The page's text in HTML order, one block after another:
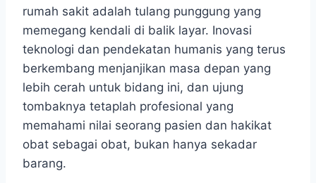
rumah sakit adalah tulang punggung yang
memegang kendali di balik layar. Inovasi
teknologi dan pendekatan humanis yang terus
berkembang menjanjikan masa depan yang
lebih cerah untuk bidang ini, dan ujung
tombaknya tetaplah profesional yang
memahami nilai seorang pasien dan hakikat
obat sebagai obat, bukan hanya sekadar
barang.